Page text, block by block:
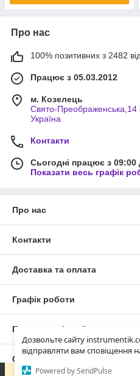
Дозвольте сайту
відправляти вам сповіщення
Powered by SendPulse
Про нас
100% позитивних з 2482
Працює з 05.03.2012
м. Козелець
Свято-Преображенська,14
Україна
Контакти
Сьогодні працює з 09:00
Показати весь графік
Про нас
Контакти
Доставка та оплата
Графік роботи
Повна версія сайту
Сайт створено на
Зараз у компанії